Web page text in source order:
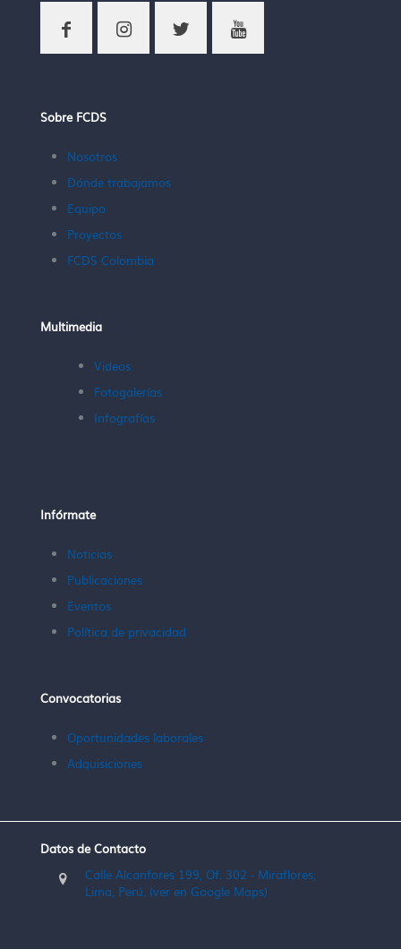
Sobre FCDS
Nosotros
Dónde trabajamos
Equipo
Proyectos
FCDS Colombia
Multimedia
Videos
Fotogalerías
Infografías
Infórmate
Noticias
Publicaciones
Eventos
Política de privacidad
Convocatorias
Oportunidades laborales
Adquisiciones
Datos de Contacto
Calle Alcanfores 199, Of. 302 - Miraflores,
Lima, Perú. (ver en Google Maps)